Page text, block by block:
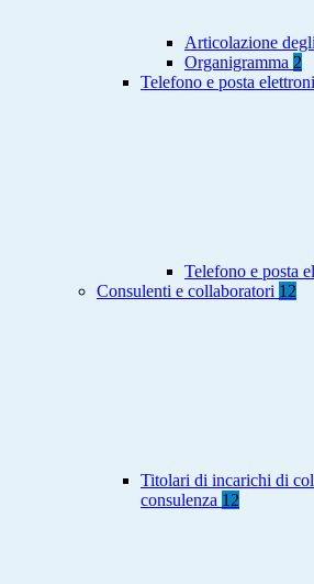
Articolazione
Organigramma 2
Telefono e posta
Telefono e posta
Consulenti e collaboratori 12
Titolari di incarichi di
consulenza 12